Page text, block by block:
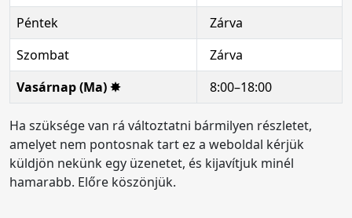
Péntek
Zárva
Szombat
Zárva
Vasárnap (Ma) ✸
8:00–18:00
Ha szüksége van rá változtatni bármilyen részletet,
amelyet nem pontosnak tart ez a weboldal kérjük
küldjön nekünk egy üzenetet, és kijavítjuk minél
hamarabb. Előre köszönjük.